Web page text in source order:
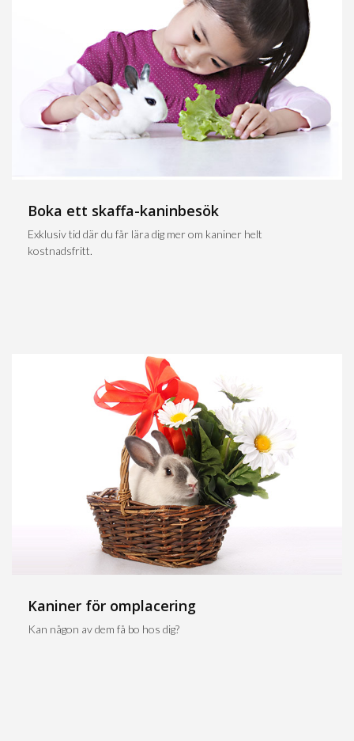
Boka ett skaffa-kaninbesök
Exklusiv tid där du får lära dig mer om kaniner helt
kostnadsfritt.
Kaniner för omplacering
Kan någon av dem få bo hos dig?